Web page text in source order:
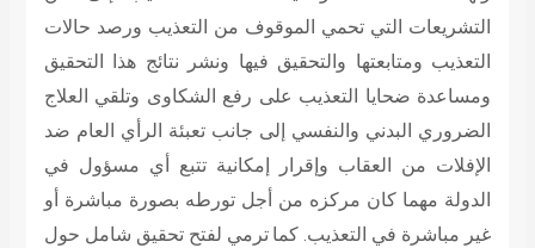
التشريعات التي تحمي الموقوف من التعذيب ورصد حالات
التعذيب ومتابعتها والتحقيق فيها ونشر نتائج هذا التحقيق
ومساعدة ضحايا التعذيب على رفع الشكاوى وتلقي العلاج
الضروري البدني والنفسي إلى جانب تعبئة الرأي العام ضد
الإفلات من العقاب وإقرار إمكانية تتبع أي مسؤول في
الدولة مهما كان مركزه من أجل تورطه بصورة مباشرة أو
غير مباشرة في التعذيب. كما ترمي لفتح تحقيق شامل حول